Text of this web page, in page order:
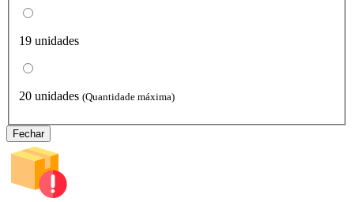
19 unidades
20 unidades (Quantidade máxima)
Fechar